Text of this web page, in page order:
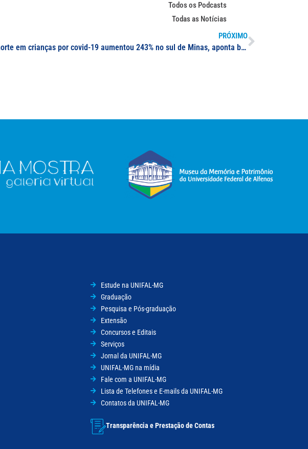
Todos os Podcasts
Todas as Notícias
PRÓXIMO
Risco de morte em crianças por covid-19 aumentou 243% no sul de Minas, aponta boletim da UNIFAL-MG; em jornal, epidemiologista da Universidade comenta dados do estudo
Estude na UNIFAL-MG
Graduação
Pesquisa e Pós-graduação
Extensão
Concursos e Editais
Serviços
Jornal da UNIFAL-MG
UNIFAL-MG na mídia
Fale com a UNIFAL-MG
Lista de Telefones e E-mails da UNIFAL-MG
Contatos da UNIFAL-MG
Transparência e Prestação de Contas